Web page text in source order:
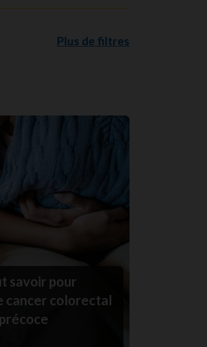
Plus de filtres
savoir pour
cancer colorectal